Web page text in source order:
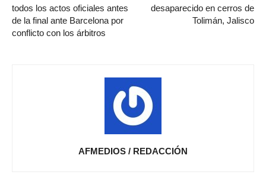
todos los actos oficiales antes
de la final ante Barcelona por
conflicto con los árbitros
desaparecido en cerros de
Tolimán, Jalisco
AFMEDIOS / REDACCIÓN